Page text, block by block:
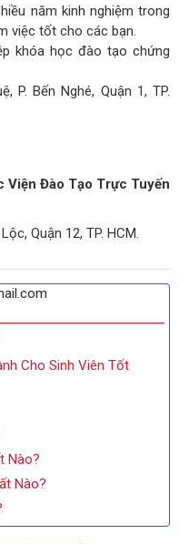
năm kinh nghiệm trong
việc tốt cho các bạn.
khóa học đào tạo chứng
P. Bến Nghé, Quận 1, TP.
Viện Đào Tạo Trực Tuyến
Quận 12, TP. HCM.
Cho Sinh Viên Tốt
Nào?
Nào?